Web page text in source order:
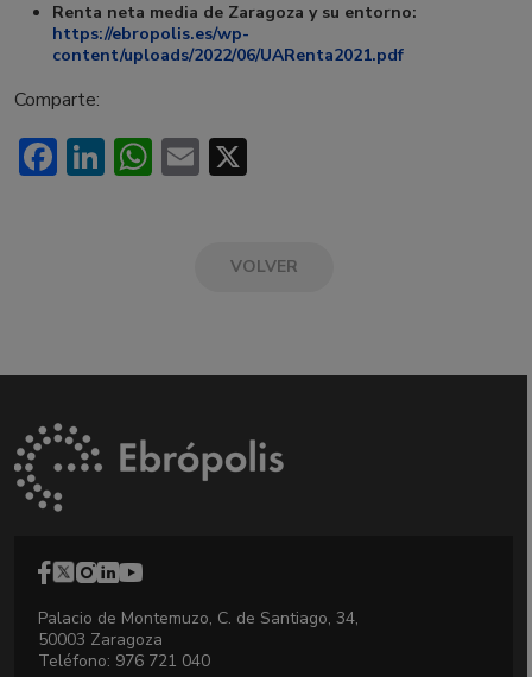
Renta neta media de Zaragoza y su entorno:
https://ebropolis.es/wp-
content/uploads/2022/06/UARenta2021.pdf
Comparte:
Facebook
LinkedIn
WhatsApp
Email
VOLVER
Palacio de Montemuzo, C. de Santiago, 34,
50003 Zaragoza
Teléfono: 976 721 040